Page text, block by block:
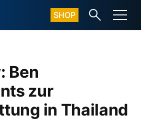
SHOP
Ben
zur
in Thailand